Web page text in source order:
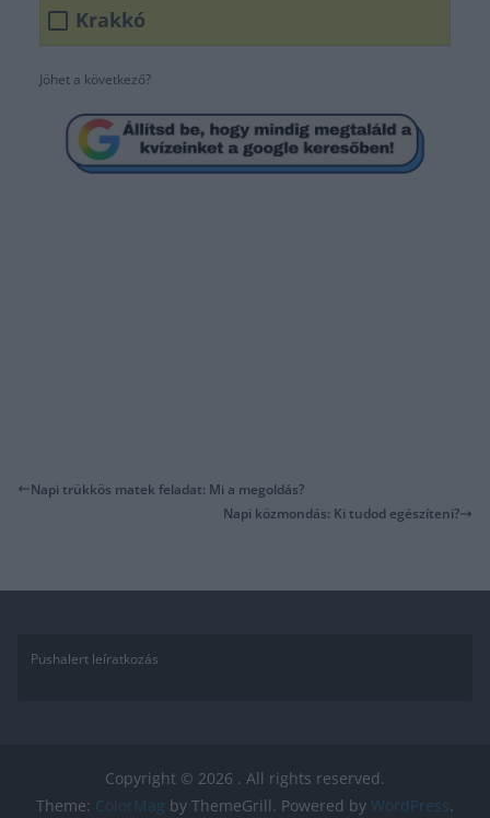
Krakkó
Jöhet a következő?
Napi trükkös matek feladat: Mi a megoldás?
Napi közmondás: Ki tudod egészíteni?
Pushalert leíratkozás
Copyright © 2026 . All rights reserved.
Theme: ColorMag by ThemeGrill. Powered by WordPress.